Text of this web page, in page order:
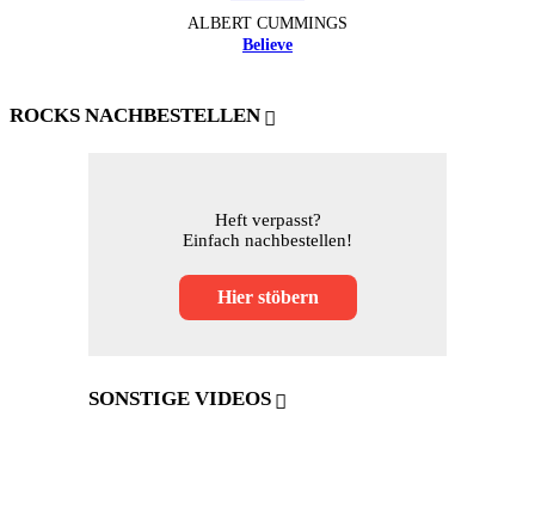
ALBERT CUMMINGS
Believe
ROCKS NACHBESTELLEN
Heft verpasst?
Einfach nachbestellen!
Hier stöbern
SONSTIGE VIDEOS